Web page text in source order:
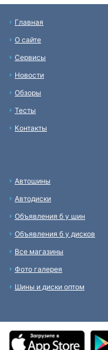
Главная
О сайте
Сервисы
Новости
Обзоры
Тесты
Контакты
Автошины
Автодиски
Объявления б у шин
Объявления б у дисков
Все магазины
Фото галерея
Шины и диски оптом